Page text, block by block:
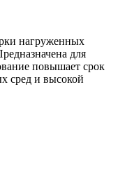
нагруженных
для
повышает срок
сред и высокой